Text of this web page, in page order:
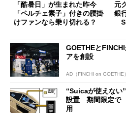
「酷暑日」が生まれた昨今
「ペルチェ素子」付きの腰掛
けファンなら乗り切れる？
元
銀
開
GOETHEと
アを創設
AD（FINCHI on GOETHE）
“Suicaが使えない
設置 期間限定で
用